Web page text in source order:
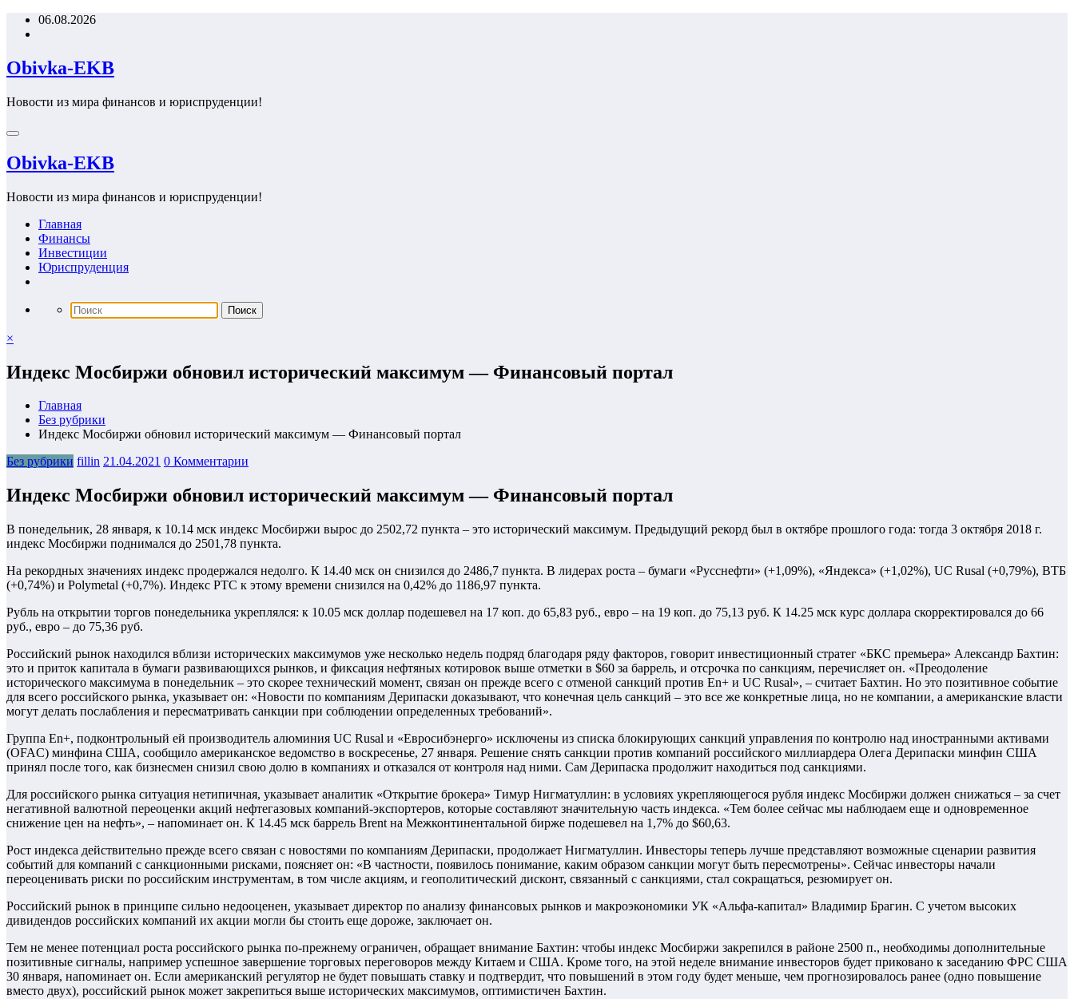
Перейти06.08.2026
Obivka-EKB
Новости из мира финансов и юриспруденции!
Obivka-EKB
Новости из мира финансов и юриспруденции!
Главная
Финансы
Инвестиции
Юриспруденция
×
Индекс Мосбиржи обновил исторический максимум — Финансовый портал
Главная
Без рубрики
Индекс Мосбиржи обновил исторический максимум — Финансовый портал
Без рубрики fillin 21.04.2021 0 Комментарии
Индекс Мосбиржи обновил исторический максимум — Финансовый портал
В понедельник, 28 января, к 10.14 мск индекс Мосбиржи вырос до 2502,72 пункта – это исторический максимум. Предыдущий рекорд был в октябре прошлого года: тогда 3 октября 2018 г.
индекс Мосбиржи поднимался до 2501,78 пункта.
На рекордных значениях индекс продержался недолго. К 14.40 мск он снизился до 2486,7 пункта. В лидерах роста – бумаги «Русснефти» (+1,09%), «Яндекса» (+1,02%), UC Rusal (+0,79%), ВТБ
(+0,74%) и Polymetal (+0,7%). Индекс РТС к этому времени снизился на 0,42% до 1186,97 пункта.
Рубль на открытии торгов понедельника укреплялся: к 10.05 мск доллар подешевел на 17 коп. до 65,83 руб., евро – на 19 коп. до 75,13 руб. К 14.25 мск курс доллара скорректировался до 66
руб., евро – до 75,36 руб.
Российский рынок находился вблизи исторических максимумов уже несколько недель подряд благодаря ряду факторов, говорит инвестиционный стратег «БКС премьера» Александр Бахтин:
это и приток капитала в бумаги развивающихся рынков, и фиксация нефтяных котировок выше отметки в $60 за баррель, и отсрочка по санкциям, перечисляет он. «Преодоление
исторического максимума в понедельник – это скорее технический момент, связан он прежде всего с отменой санкций против En+ и UC Rusal», – считает Бахтин. Но это позитивное событие
для всего российского рынка, указывает он: «Новости по компаниям Дерипаски доказывают, что конечная цель санкций – это все же конкретные лица, но не компании, а американские власти
могут делать послабления и пересматривать санкции при соблюдении определенных требований».
Группа En+, подконтрольный ей производитель алюминия UC Rusal и «Евросибэнерго» исключены из списка блокирующих санкций управления по контролю над иностранными активами
(OFAC) минфина США, сообщило американское ведомство в воскресенье, 27 января. Решение снять санкции против компаний российского миллиардера Олега Дерипаски минфин США
принял после того, как бизнесмен снизил свою долю в компаниях и отказался от контроля над ними. Сам Дерипаска продолжит находиться под санкциями.
Для российского рынка ситуация нетипичная, указывает аналитик «Открытие брокера» Тимур Нигматуллин: в условиях укрепляющегося рубля индекс Мосбиржи должен снижаться – за счет
негативной валютной переоценки акций нефтегазовых компаний-экспортеров, которые составляют значительную часть индекса. «Тем более сейчас мы наблюдаем еще и одновременное
снижение цен на нефть», – напоминает он. К 14.45 мск баррель Brent на Межконтинентальной бирже подешевел на 1,7% до $60,63.
Рост индекса действительно прежде всего связан с новостями по компаниям Дерипаски, продолжает Нигматуллин. Инвесторы теперь лучше представляют возможные сценарии развития
событий для компаний с санкционными рисками, поясняет он: «В частности, появилось понимание, каким образом санкции могут быть пересмотрены». Сейчас инвесторы начали
переоценивать риски по российским инструментам, в том числе акциям, и геополитический дисконт, связанный с санкциями, стал сокращаться, резюмирует он.
Российский рынок в принципе сильно недооценен, указывает директор по анализу финансовых рынков и макроэкономики УК «Альфа-капитал» Владимир Брагин. С учетом высоких
дивидендов российских компаний их акции могли бы стоить еще дороже, заключает он.
Тем не менее потенциал роста российского рынка по-прежнему ограничен, обращает внимание Бахтин: чтобы индекс Мосбиржи закрепился в районе 2500 п., необходимы дополнительные
позитивные сигналы, например успешное завершение торговых переговоров между Китаем и США. Кроме того, на этой неделе внимание инвесторов будет приковано к заседанию ФРС США
30 января, напоминает он. Если американский регулятор не будет повышать ставку и подтвердит, что повышений в этом году будет меньше, чем прогнозировалось ранее (одно повышение
вместо двух), российский рынок может закрепиться выше исторических максимумов, оптимистичен Бахтин.